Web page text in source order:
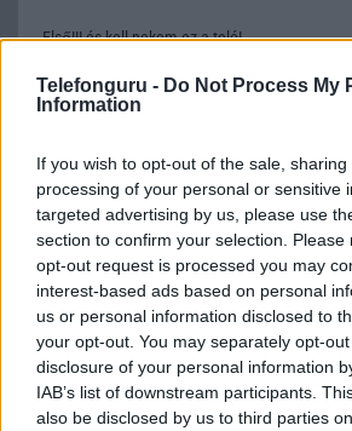
Telefonguru - Do Not Process My
Information
If you wish to opt-out of the sale,
processing of your personal or sensitive
targeted advertising by us, please use
section to confirm your selection.
opt-out request is processed you may
interest-based ads based on personal
us or personal information disclosed to
your opt-out. You may separately opt-
disclosure of your personal information
IAB’s list of downstream participants.
also be disclosed by us to third parties
Első!!! és kell nekem ez a teló!
Trilla
2011-12-6 19:41:08
Második!Nekem van ilyen teló.Egy
hiánya.Egyébként nagyon rendben van.A
2011-12-16 8:10:39
Ez a készülék egy kis ékszer.